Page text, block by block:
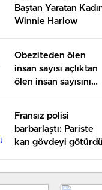
Baştan Yaratan
Winnie Harlow
Obeziteden ölen
insan sayısı açlıktan
ölen insan sayısını
Fransız polisi
barbarlaştı: Pariste
kan gövdeyi götürdü